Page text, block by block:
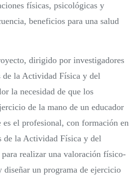
físicas, psicológicas y
beneficios para una salud
dirigido por investigadores
de la Actividad Física y del
la necesidad de que los
de la mano de un educador
el profesional, con formación en
de la Actividad Física y del
realizar una valoración físico-
diseñar un programa de ejercicio